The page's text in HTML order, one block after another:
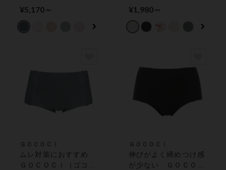
ＯＣＯＣｉ（ゴコチ）
¥5,170～
く、着こなしすっきり
¥1,980～
ＧＯＣＯＣｉ
ムレ対策におすすめ
ＧＯＣＯＣｉ（ゴコ
ＧＯＣＯＣｉ
伸びがよく締めつけ感
が少ない ＧＯＣＯＣ